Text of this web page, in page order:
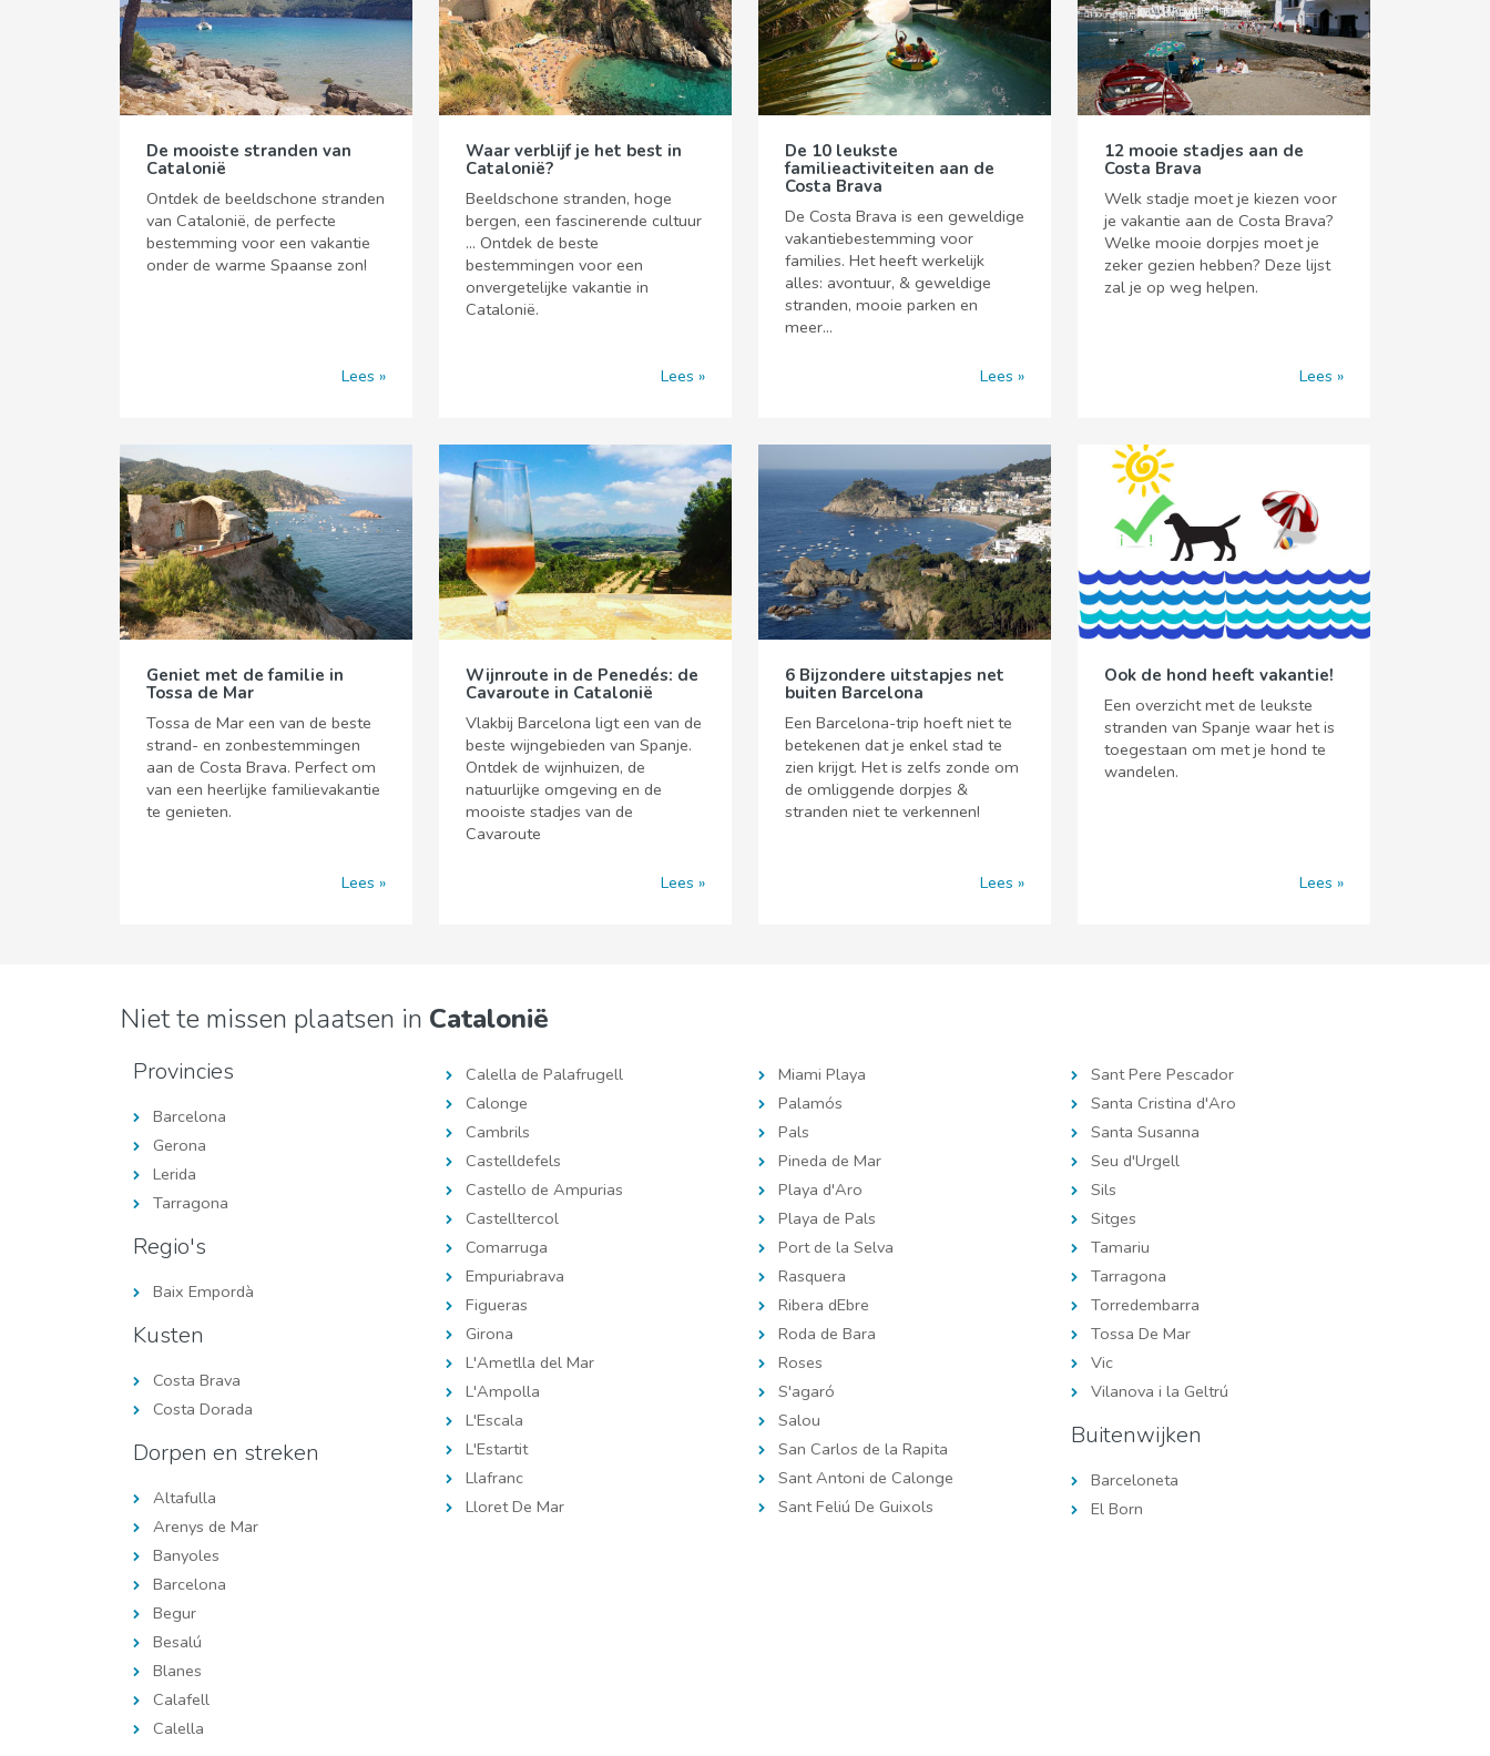
De mooiste stranden van
Catalonië
Ontdek de beeldschone stranden
van Catalonië, de perfecte
bestemming voor een vakantie
onder de warme Spaanse zon!
Waar verblijf je het best in
Catalonië?
Beeldschone stranden, hoge
bergen, een fascinerende cultuur
... Ontdek de beste
bestemmingen voor een
onvergetelijke vakantie in
Catalonië.
De 10 leukste
familieactiviteiten aan de
Costa Brava
De Costa Brava is een geweldige
vakantiebestemming voor
families. Het heeft werkelijk
alles: avontuur, & geweldige
stranden, mooie parken en
meer...
12 mooie stadjes aan de
Costa Brava
Welk stadje moet je kiezen voor
je vakantie aan de Costa Brava?
Welke mooie dorpjes moet je
zeker gezien hebben? Deze lijst
zal je op weg helpen.
Lees Lees Lees Lees
Geniet met de familie in
Tossa de Mar
Tossa de Mar een van de beste
strand- en zonbestemmingen
aan de Costa Brava. Perfect om
van een heerlijke familievakantie
te genieten.
Wijnroute in de Penedés: de
Cavaroute in Catalonië
Vlakbij Barcelona ligt een van de
beste wijngebieden van Spanje.
Ontdek de wijnhuizen, de
natuurlijke omgeving en de
mooiste stadjes van de
Cavaroute
6 Bijzondere uitstapjes net
buiten Barcelona
Een Barcelona-trip hoeft niet te
betekenen dat je enkel stad te
zien krijgt. Het is zelfs zonde om
de omliggende dorpjes &
stranden niet te verkennen!
Ook de hond heeft vakantie!
Een overzicht met de leukste
stranden van Spanje waar het is
toegestaan om met je hond te
wandelen.
Lees Lees Lees Lees
Niet te missen plaatsen in Catalonië
Provincies
Barcelona
Gerona
Lerida
Tarragona
Regio's
Baix Empordà
Kusten
Costa Brava
Costa Dorada
Dorpen en streken
Altafulla
Arenys de Mar
Banyoles
Barcelona
Begur
Besalú
Blanes
Calafell
Calella
Calella de Palafrugell
Calonge
Cambrils
Castelldefels
Castello de Ampurias
Castelltercol
Comarruga
Empuriabrava
Figueras
Girona
L'Ametlla del Mar
L'Ampolla
L'Escala
L'Estartit
Llafranc
Lloret De Mar
Miami Playa
Palamós
Pals
Pineda de Mar
Playa d'Aro
Playa de Pals
Port de la Selva
Rasquera
Ribera dEbre
Roda de Bara
Roses
S'agaró
Salou
San Carlos de la Rapita
Sant Antoni de Calonge
Sant Feliú De Guixols
Sant Pere Pescador
Santa Cristina d'Aro
Santa Susanna
Seu d'Urgell
Sils
Sitges
Tamariu
Tarragona
Torredembarra
Tossa De Mar
Vic
Vilanova i la Geltrú
Buitenwijken
Barceloneta
El Born